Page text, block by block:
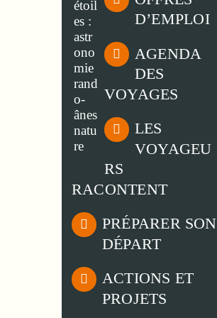
D’EMPLOI
AGENDA
DES
VOYAGES
LES
VOYAGEU
RS
RACONTENT
PRÉPARER SON
DÉPART
ACTIONS ET
PROJETS